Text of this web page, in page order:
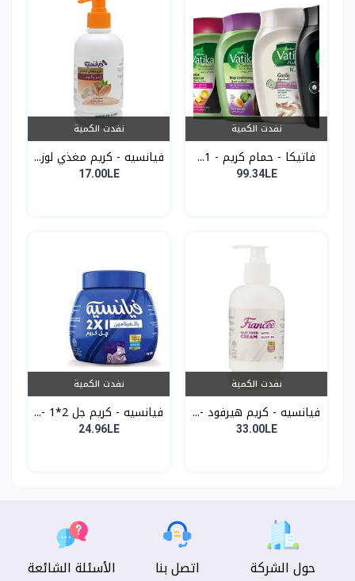
نفدت الكمية
فاتيكا - حمام كريم - 1...
99.34LE
نفدت الكمية
فيانسيه - كريم مغذي لوز...
17.00LE
نفدت الكمية
فيانسيه - كريم هيرفود -...
33.00LE
نفدت الكمية
فيانسيه - كريم جل 2*1 -...
24.96LE
حول الشركة اتصل بنا الأسئلة الشائعة